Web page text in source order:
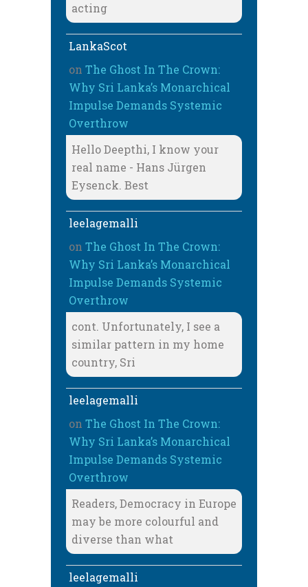
acting
LankaScot
on The Ghost In The Crown:
Why Sri Lanka’s Monarchical
Impulse Demands Systemic
Overthrow
Hello Deepthi, I know your
real name - Hans Jürgen
Eysenck. Best
leelagemalli
on The Ghost In The Crown:
Why Sri Lanka’s Monarchical
Impulse Demands Systemic
Overthrow
cont. Unfortunately, I see a
similar pattern in my home
country, Sri
leelagemalli
on The Ghost In The Crown:
Why Sri Lanka’s Monarchical
Impulse Demands Systemic
Overthrow
Readers, Democracy in Europe
may be more colourful and
diverse than what
leelagemalli